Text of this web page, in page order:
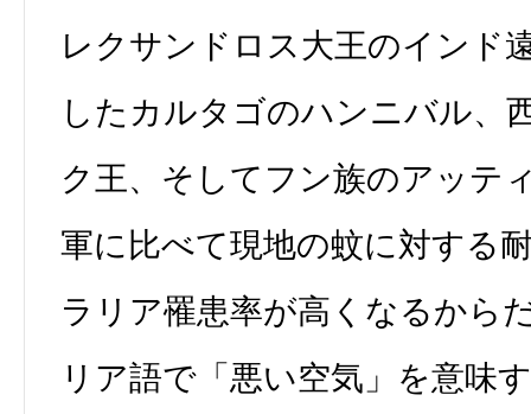
レクサンドロス大王のインド
したカルタゴのハンニバル、
ク王、そしてフン族のアッテ
軍に比べて現地の蚊に対する
ラリア罹患率が高くなるから
リア語で「悪い空気」を意味